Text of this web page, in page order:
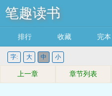
笔趣读书
排行 收藏 完本
字: 大 中 小
上一章 章节列表